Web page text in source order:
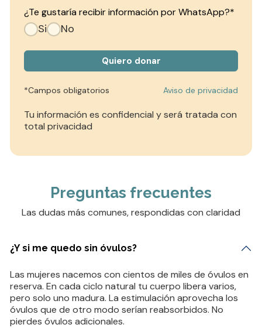
¿Te gustaría recibir información por WhatsApp?*
Si No
*Campos obligatorios Aviso de privacidad
Tu información es confidencial y será tratada con
total privacidad
Preguntas frecuentes
Las dudas más comunes, respondidas con claridad
¿Y si me quedo sin óvulos?
Las mujeres nacemos con cientos de miles de óvulos en
reserva. En cada ciclo natural tu cuerpo libera varios,
pero solo uno madura. La estimulación aprovecha los
óvulos que de otro modo serían reabsorbidos. No
pierdes óvulos adicionales.